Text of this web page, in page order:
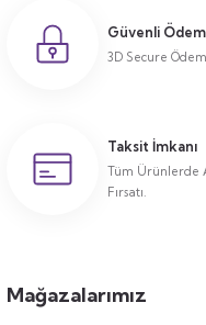
Güvenli
3D Secure
Taksit İmkanı
Tüm Ürünlerde
Fırsatı.
Mağazalarımız